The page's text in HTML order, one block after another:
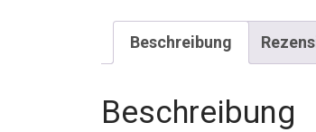
Beschreibung
Beschreibung